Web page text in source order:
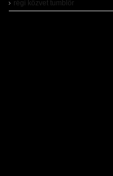
régi közvet tumblör